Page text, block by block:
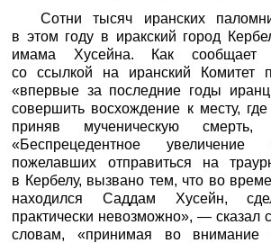
Cотни тысяч иранских
в этом году в иракский город
имама Хусейна. Как сообщает
со ссылкой на иранский Комитет
«впервые за последние годы
совершить восхождение к месту, где
приняв мученическую
«Беспрецедентное увеличение
пожелавших отправиться на
в Кербелу, вызвано тем, что во
находился Саддам Хусейн,
практически невозможно», — сказал
словам, «принимая во внимание